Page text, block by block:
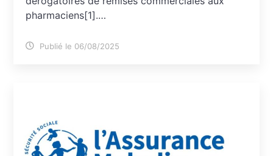
pharmaciens[1].…
Publié le 06/08/2025